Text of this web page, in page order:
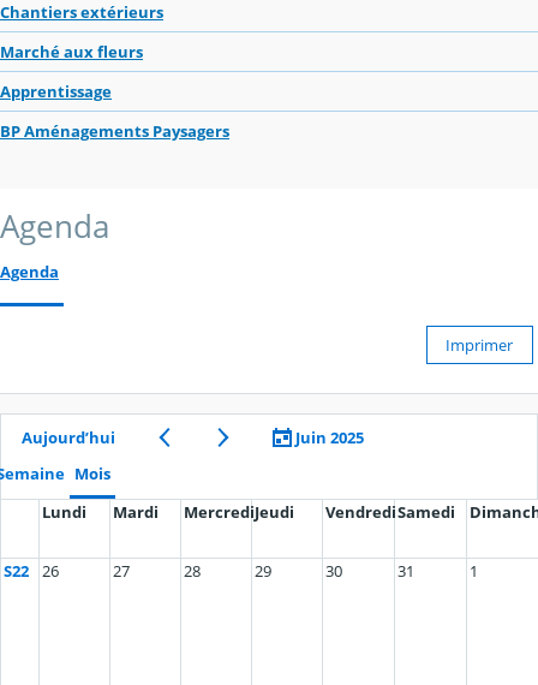
Chantiers extérieurs
Marché aux fleurs
Apprentissage
BP Aménagements Paysagers
Agenda
Agenda
Imprimer
Aujourd’hui
Juin 2025
Mois
Lundi
Mardi MercrediJeudi VendrediSamedi
S22 26 27 28 29 30 31 1